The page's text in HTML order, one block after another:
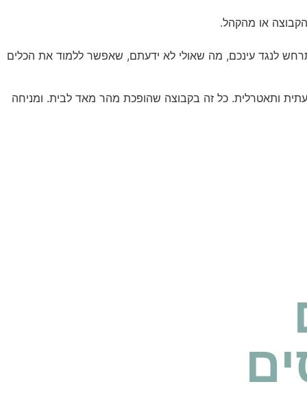
או מהקהל.
לנגד עינכם, מה שאולי לא ידעתם, שאפשר ללמוד את הכלים
ותאטרלית. כל זה בקבוצה שהופכת מהר מאד לבית. ומניחה